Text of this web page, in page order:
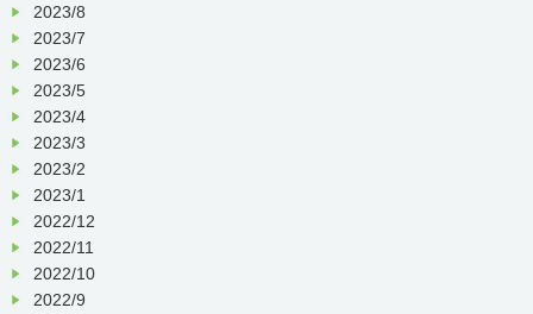
2023/8
2023/7
2023/6
2023/5
2023/4
2023/3
2023/2
2023/1
2022/12
2022/11
2022/10
2022/9